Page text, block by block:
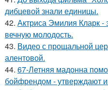
дибцевой знали единицы.
42. Актриса Эмилия Кларк -
вечную молодость.
43. Видео с прощальной
алентовой.
44. 67-Летняя мадонна
бойфрендом - утверждают